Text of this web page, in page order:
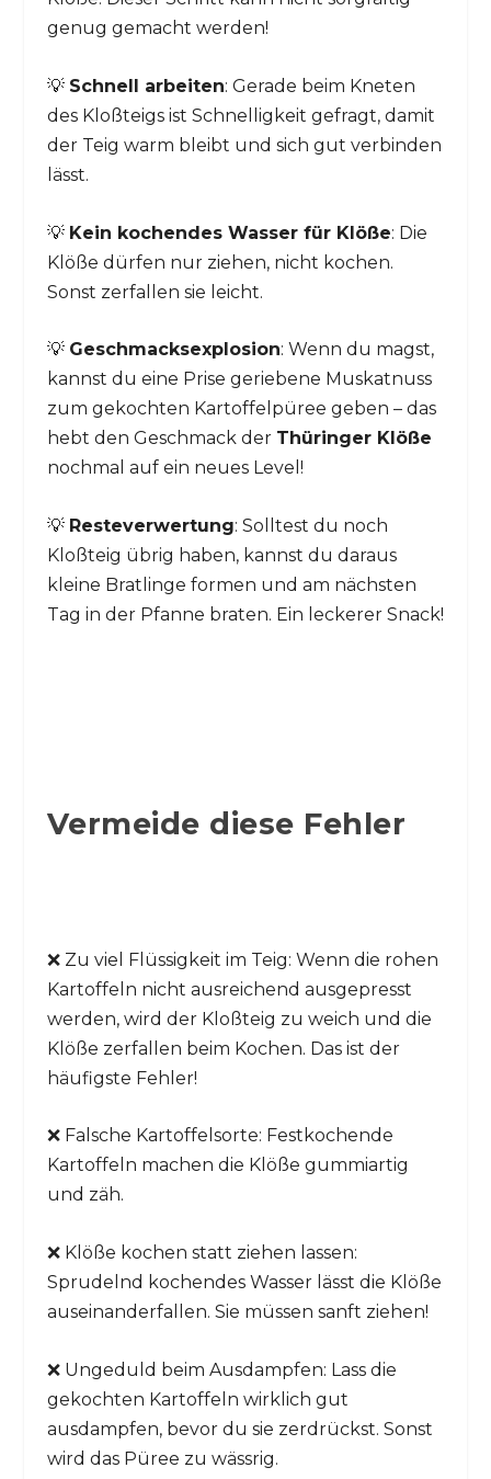
genug gemacht werden!
💡 Schnell arbeiten: Gerade beim Kneten
des Kloßteigs ist Schnelligkeit gefragt, damit
der Teig warm bleibt und sich gut verbinden
lässt.
💡 Kein kochendes Wasser für Klöße: Die
Klöße dürfen nur ziehen, nicht kochen.
Sonst zerfallen sie leicht.
💡 Geschmacksexplosion: Wenn du magst,
kannst du eine Prise geriebene Muskatnuss
zum gekochten Kartoffelpüree geben – das
hebt den Geschmack der Thüringer Klöße
nochmal auf ein neues Level!
💡 Resteverwertung: Solltest du noch
Kloßteig übrig haben, kannst du daraus
kleine Bratlinge formen und am nächsten
Tag in der Pfanne braten. Ein leckerer Snack!
Vermeide diese Fehler
❌ Zu viel Flüssigkeit im Teig: Wenn die rohen
Kartoffeln nicht ausreichend ausgepresst
werden, wird der Kloßteig zu weich und die
Klöße zerfallen beim Kochen. Das ist der
häufigste Fehler!
❌ Falsche Kartoffelsorte: Festkochende
Kartoffeln machen die Klöße gummiartig
und zäh.
❌ Klöße kochen statt ziehen lassen:
Sprudelnd kochendes Wasser lässt die Klöße
auseinanderfallen. Sie müssen sanft ziehen!
❌ Ungeduld beim Ausdampfen: Lass die
gekochten Kartoffeln wirklich gut
ausdampfen, bevor du sie zerdrückst. Sonst
wird das Püree zu wässrig.